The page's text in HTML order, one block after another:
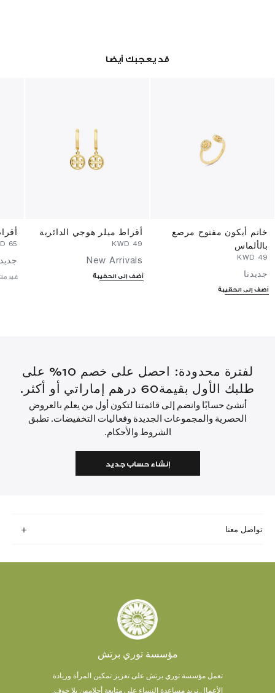
قد يعجبك أيضا
خاتم أيكون مفتوح مرصع
بالألماس
جديدنا
أضف إلى الحقيبة
أقراط ميلر هوجي الدائرية
New Arrivals
أضف إلى الحقيبة غير
لفترة محدودة: احصل على خصم 10% على
طلبك الأول بقيمة60 درهم إماراتي أو أكثر.
أنشئ حسابًا وانضم إلى قائمتنا لتكون أول من يعلم بالعروض
الحصرية والمجموعات الجديدة وفعاليات التخفيضات. تطبق
الشروط والأحكام.
إنشاء حساب جديد
تواصل معنا
مؤسسة توري برتش
تعمل مؤسسة توري برتش على تعزيز تمكين المرأة وريادة
الأعمال. نريد مساعدة النساء على متابعة أحلامهن بلا خوف.